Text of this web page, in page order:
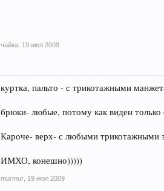
чайка 19 июл 2009
куртка, пальто - с трикотажными
брюки- любые, потому как виден только
Кароче- верх- с любыми трикотажными
ИМХО, конешно)))))
murmur 19 июл 2009